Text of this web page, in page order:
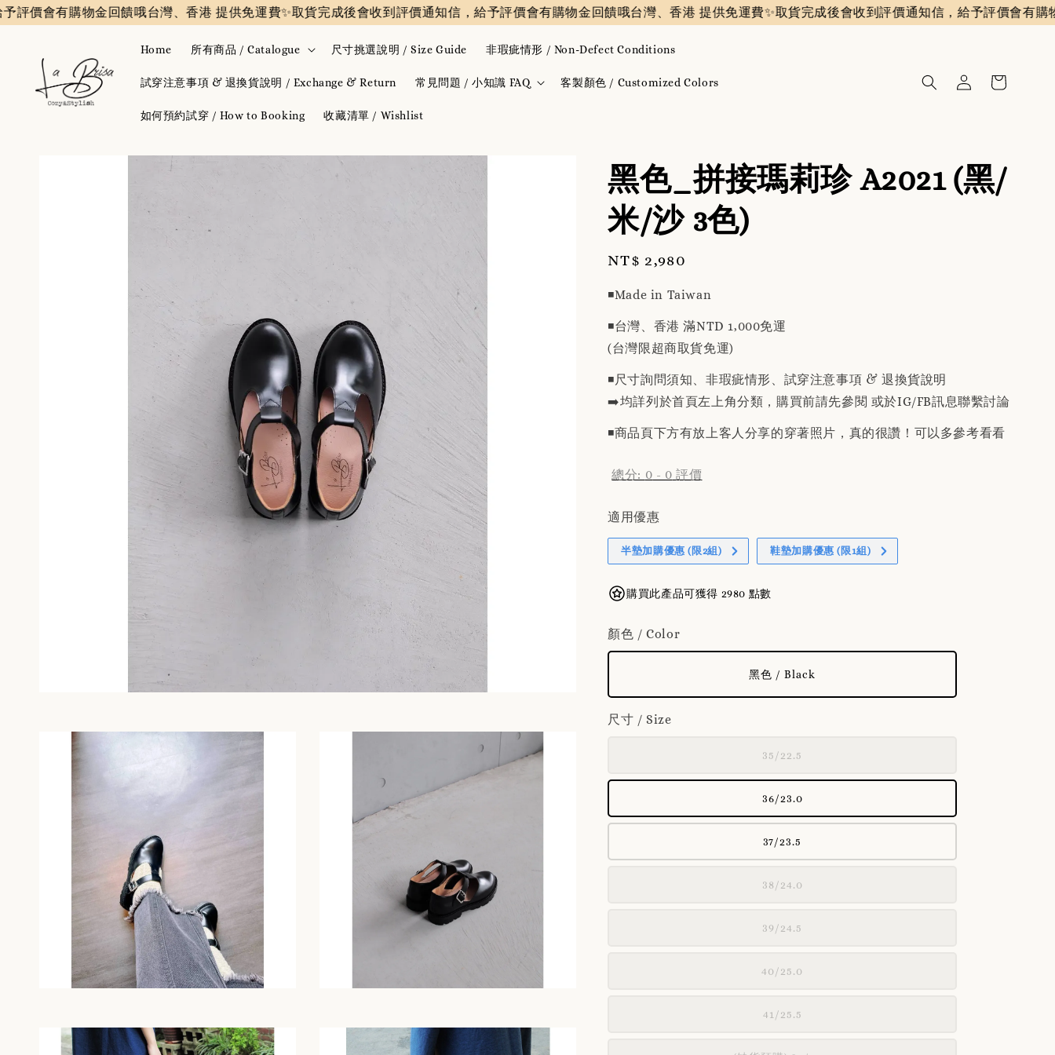
購物金回饋哦台灣、香港 提供免運費✨️取貨完成後會收到評價通知信，給予評價會有購物金回饋哦台灣、香港 提供免運費✨️取貨完成後會收到評價通知信，給予評價會有購物金回饋
Home 所有商品 / Catalogue 尺寸挑選說明 / Size Guide 非瑕疵情形 / Non-Defect Conditions
試穿注意事項 & 退換貨說明 / Exchange & Return 常見問題 / 小知識 FAQ 客製顏色 / Customized Colors
如何預約試穿 / How to Booking 收藏清單 / Wishlist
黑色_拼接瑪莉珍 A2021 (黑/
米/沙 3色)
Regular
NT$ 2,980
◾️Made in Taiwan
◾️台灣、香港 滿NTD 1,000免運
(台灣限超商取貨免運)
◾️尺寸詢問須知、非瑕疵情形、試穿注意事項 & 退換貨說明
➡️均詳列於首頁左上角分類，購買前請先參閱 或於IG/FB訊息聯繫討論
◾️商品頁下方有放上客人分享的穿著照片，真的很讚！可以多參考看看
總分: 0 - 0 評價
適用優惠
半墊加購優惠 (限2組) 鞋墊加購優惠 (限1組)
購買此產品可獲得 2980 點數
顏色 / Color
黑色 / Black
尺寸 / Size
35/22.5
36/23.0
37/23.5
38/24.0
39/24.5
40/25.0
41/25.5